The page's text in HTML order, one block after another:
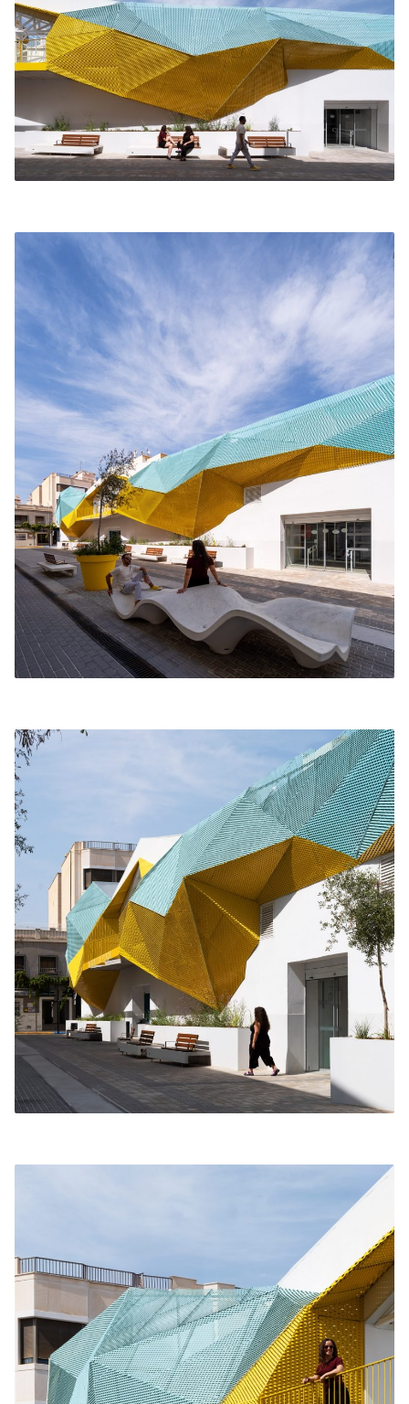
igual que en planta baja, se recuperaron todas las
cerchas metálicas originales, quedando un espacio
diáfano donde poder ubicar más adelante puestos
gastronómicos y de ocio. Así mismo se comunicó
esta planta hasta la calle, mediante la reforma e
incorporación de nuevas escaleras de conexión y
ascensor accesible, con la precaución además, de
primera pueda funcionar independientemente
evitando así, el acceso a la planta baja en horario
fuera de actividad de mercado. Este espacio de
planta primera, se conectó a través de una pasarela
a la edificación de planta primera existente que
anteriormente solo tenía acceso desde la zona
Norte, ampliando así la superficie de uso de la
planta primera y generando dos nuevas salas para
ocio y baños.
Las instalaciones propuestas quedan vistas
formando parte del diseño y la arquitectura, una
arquitectura moderna, industrial y pensada para el
uso al que va destinado, bañando de luz y color a
Novelda y renaciendo para volver a ser un nuevo
centro neurálgico para la sociedad local y cualquier
persona que quiera visitar y utilizar estas